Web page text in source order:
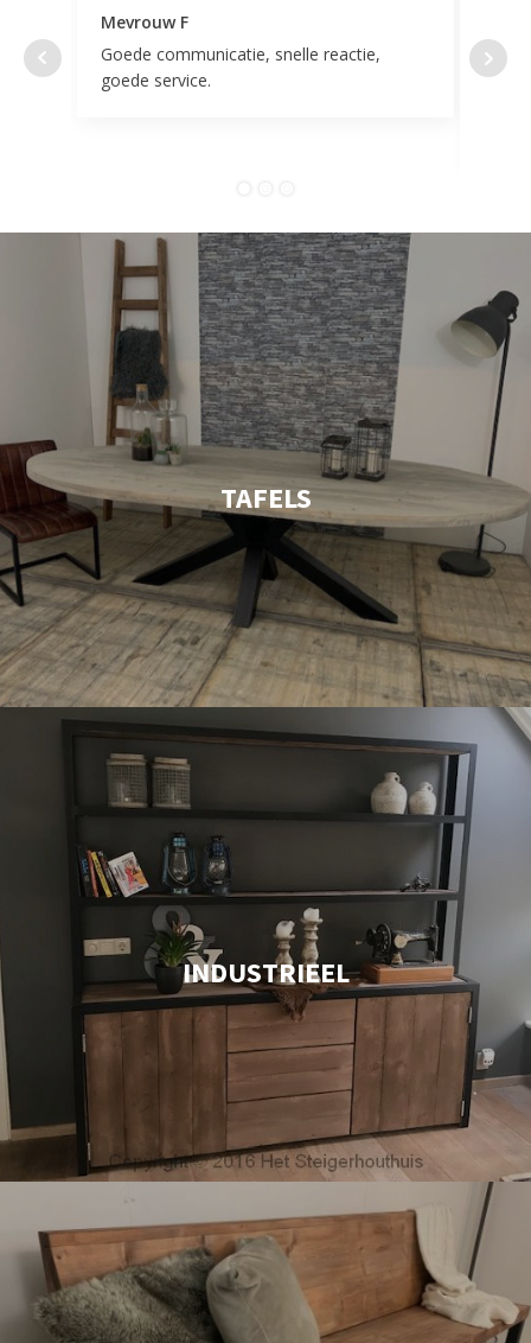
Mevrouw F
Goede communicatie, snelle reactie,
goede service.
door
TAFELS
INDUSTRIEEL